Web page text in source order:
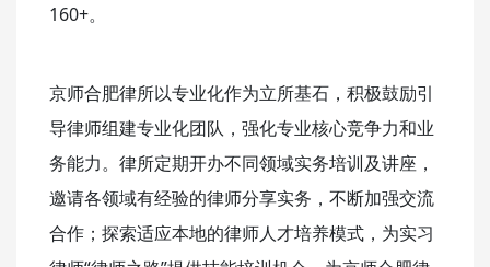
160+。
京师合肥律所以专业化作为立所基石，积极鼓励引
导律师组建专业化团队，强化专业核心竞争力和业
务能力。律所定期开办不同领域实务培训及讲座，
邀请各领域有经验的律师分享实务，不断加强交流
合作；探索适应本地的律师人才培养模式，为实习